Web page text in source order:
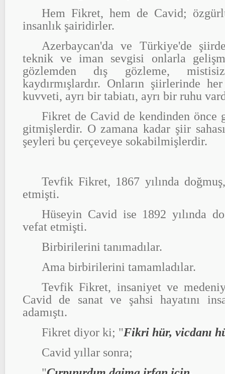
Hem Fikret, hem de Cavid;
insanlık şairidirler.
Azerbaycan'da ve Türkiye'de
teknik ve iman sevgisi onlarla
gözlemden dış gözleme,
kaydırmışlardır. Onların şiirlerinde
kuvveti, ayrı bir tabiatı, ayrı bir ruhu
Fikret de Cavid de kendinden önce
gitmişlerdir. O zamana kadar şiir
şeyleri bu çerçeveye sokabilmişlerdir.
Tevfik Fikret, 1867 yılında
etmişti.
Hüseyin Cavid ise 1892 yılında
vefat etmişti.
Birbirilerini tanımadılar.
Ama birbirilerini tamamladılar.
Tevfik Fikret, insaniyet ve
Cavid de sanat ve şahsi hayatını
adamıştı.
Fikret diyor ki; "Fikri hür, vicdanı
Cavid yıllar sonra;